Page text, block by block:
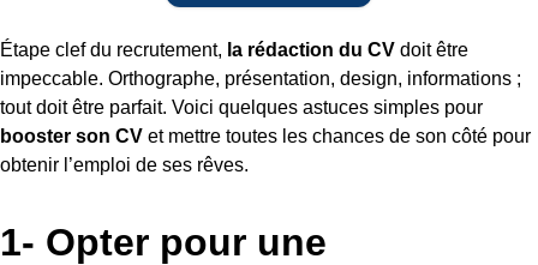
Étape clef du recrutement, la rédaction du CV doit être
impeccable. Orthographe, présentation, design, informations ;
tout doit être parfait. Voici quelques astuces simples pour
booster son CV et mettre toutes les chances de son côté pour
obtenir l’emploi de ses rêves.
1- Opter pour une